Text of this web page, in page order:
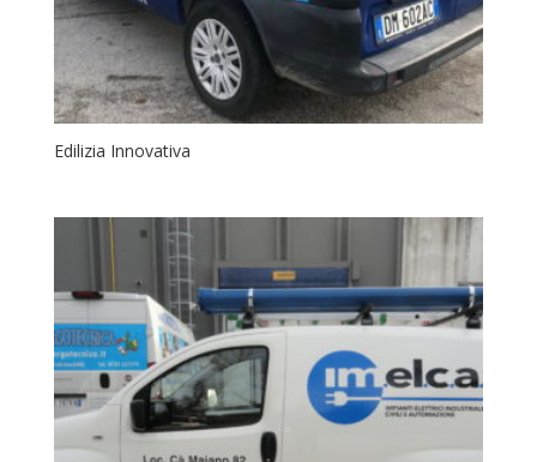
Edilizia Innovativa